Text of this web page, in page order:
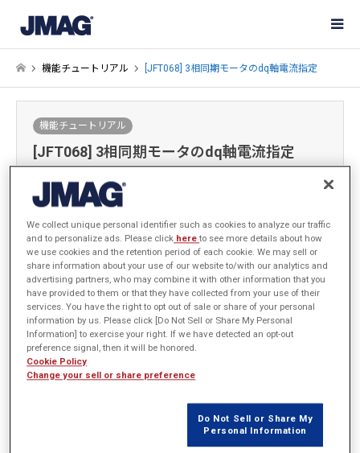
機能チュートリアル [JFT068] 3相同期モータのdq軸電流指定
機能チュートリアル
[JFT068] 3相同期モータのdq軸電流指定
サインインするとデータがダウンロードできます
手順・サンプルデータ
はじめに
3相同期モータは3相交流電流によって駆動し、電流波形は電流振幅と
期して回転するdq座標系で考えられることがあり、電流を直流電流で
あるdq軸電流として定義したいという要求があります。JMAGでは回
We collect unique personal identifier such as cookies to analyze our traffic
and to personalize ads. Please click hereto see more details about how
we use cookies and the retention period of each cookie. We may sell or
share information about your use of our website to/with our analytics and
advertising partners, who may combine it with other information that you
have provided to them or that they have collected from your use of their
services. You have the right to opt out of sale or share of your personal
information by us. Please click [Do Not Sell or Share My Personal
Information] to exercise your right. If we have detected an opt-out
preference signal, then it will be honored.
Cookie Policy
Change your sell or share preference
Do Not Sell or Share My
Personal Information